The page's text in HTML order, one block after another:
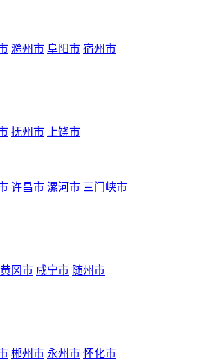
滁州市 阜阳市 宿州市
抚州市 上饶市
许昌市 漯河市 三门峡市
黄冈市 咸宁市 随州市
郴州市 永州市 怀化市